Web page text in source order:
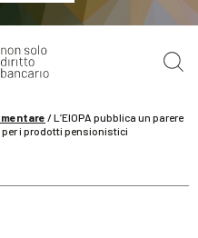
ruolo della banca
/L’EIOPA pubblica un parere
i prodotti pensionistici